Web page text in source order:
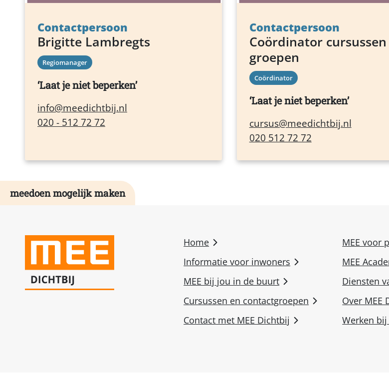
Contactpersoon
Brigitte Lambregts
Regiomanager
Laat je niet beperken
info@meedichtbij.nl
020 - 512 72 72
Contactpersoon
Coördinator cursussen
groepen
Coördinator
Laat je niet beperken
cursus@meedichtbij.nl
020 512 72 72
Home
Informatie voor inwoners
MEE bij jou in de buurt
Cursussen en contactgroepen
Contact met MEE Dichtbij
MEE voor
MEE
Diensten
Over MEE
Werken bij
meedoen mogelijk maken